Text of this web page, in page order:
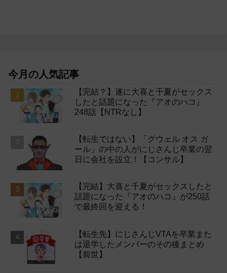
今月の人気記事
【完結？】遂に大喜と千夏がセックス
したと話題になった『アオのハコ』
248話【NTRなし】
【転生ではない】「グウェル オス ガ
ール」の中の人がにじさんじ卒業の翌
日に会社を設立！【コンサル】
【完結】大喜と千夏がセックスしたと
話題になった『アオのハコ』が250話
で最終回を迎える！
【転生先】にじさんじVTAを卒業また
は退学したメンバーのその後まとめ
【前世】